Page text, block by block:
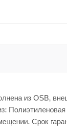
из OSB,
Срок